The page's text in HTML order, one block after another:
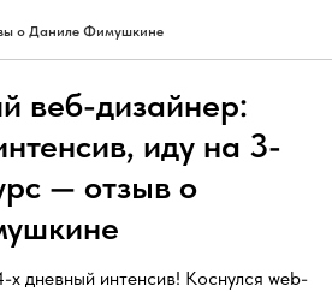
о Даниле Фимушкине
веб-дизайнер:
иду на 3-
— отзыв о
дневный интенсив! Коснулся web-